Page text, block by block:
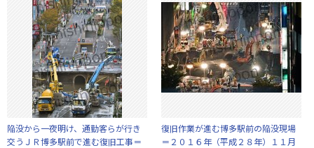
陥没から一夜明け、通勤客らが行き
交うＪＲ博多駅前で進む復旧工事＝
復旧作業が進む博多駅前の陥没現場
＝２０１６年（平成２８年）１１月